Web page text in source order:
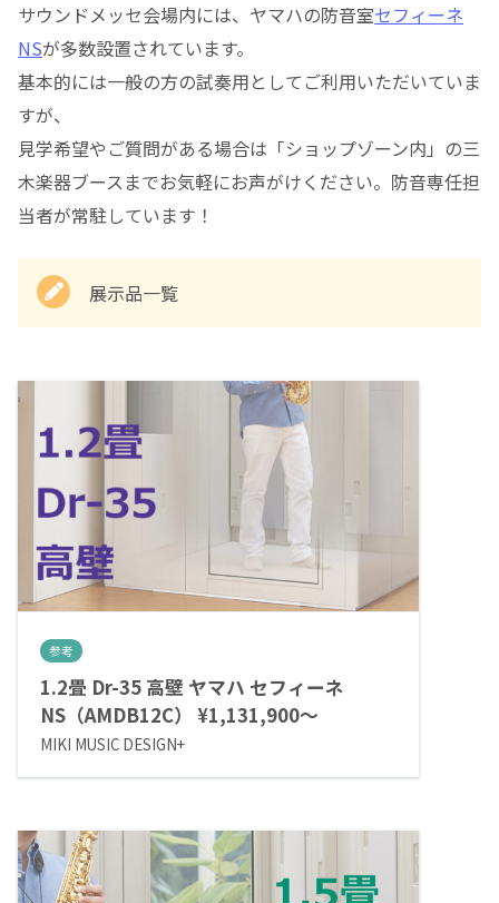
サウンドメッセ会場内には、ヤマハの防音室セフィーネ
NSが多数設置されています。
基本的には一般の方の試奏用としてご利用いただいていま
すが、
見学希望やご質問がある場合は「ショップゾーン内」の三
木楽器ブースまでお気軽にお声がけください。防音専任担
当者が常駐しています！
展示品一覧
参考
1.2畳 Dr-35 高壁 ヤマハ セフィーネ
NS（AMDB12C） ¥1,131,900～
MIKI MUSIC DESIGN+